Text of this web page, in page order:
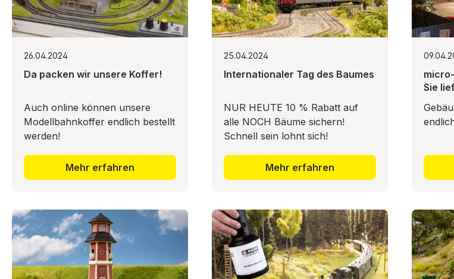
26.04.2024
Da packen wir unsere Koffer!
Auch online können unsere
Modellbahnkoffer endlich bestellt
werden!
Mehr erfahren
25.04.2024
Internationaler Tag des Baumes
NUR HEUTE 10 % Rabatt auf
alle NOCH Bäume sichern!
Schnell sein lohnt sich!
Mehr erfahren
Sie